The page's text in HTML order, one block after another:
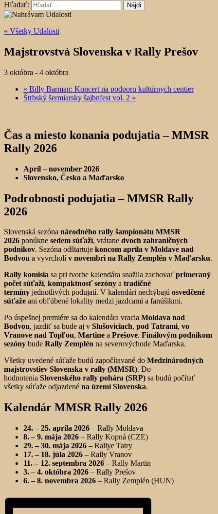
Hľadať:
« Všetky Udalosti
Majstrovstvá Slovenska v Rally Prešov
3 októbra - 4 októbra
« Billy Barman: Koncert na podporu kultúrnych centier
Štrbský šermiarsky šajbnfest vol. 2 »
Čas a miesto konania podujatia – MMSR
Rally 2026
Apríl – november 2026
Slovensko, Česko a Maďarsko
Podrobnosti podujatia – MMSR Rally
2026
Slovenská sezóna národného rally šampionátu MMSR
2026 ponúkne sedem súťaží, vrátane dvoch zahraničných
podnikov. Sezóna odštartuje koncom apríla v Moldave nad
Bodvou a vyvrcholív novembri na Rally Zemplén v Maďarsku.
Rally komisia sa pri tvorbe kalendára snažila zachovať primeraný
počet súťaží, kompaktnosť sezóny a tradičné
termíny jednotlivých podujatí. V kalendári nechýbajú osvedčené
súťaže ani obľúbené lokality medzi jazdcami a fanúšikmi.
Po úspešnej premiére sa do kalendára vracia Moldava nad
Bodvou, jazdiť sa bude aj v Slušoviciach, pod Tatrami, vo
Vranove nad Topľou, Martine a Prešove. Finálovým podnikom
sezóny bude Rally Zemplén na severovýchode Maďarska.
Všetky uvedené súťaže budú započítavané do Medzinárodných
majstrovstiev Slovenska v rally (MMSR). Do
hodnotenia Slovenského rally pohára (SRP) sa budú počítať
všetky súťaže odjazdené na území Slovenska.
Kalendár MMSR Rally 2026
24. – 25. apríla 2026 – Rally Moldava
8. – 9. mája 2026 – Rally Kopná (CZE)
29. – 30. mája 2026 – Rallye Tatry
17. – 18. júla 2026 – Rally Vranov
11. – 12. septembra 2026 – Rally Martin
3. – 4. októbra 2026 – Rally Prešov
6. – 8. novembra 2026 – Rally Zemplén (HUN)